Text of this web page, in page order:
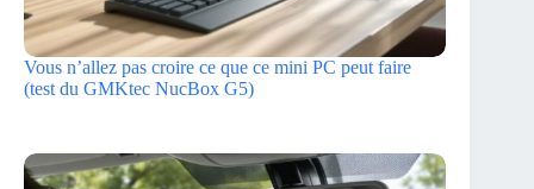
Vous n’allez pas croire ce que ce mini PC peut faire
(test du GMKtec NucBox G5)